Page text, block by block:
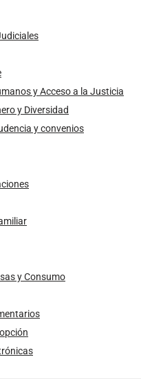
y Acceso a la Justicia
y Diversidad
y convenios
y Consumo